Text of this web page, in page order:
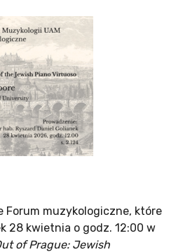
Forum muzykologiczne, które
28 kwietnia o godz. 12:00 w
of Prague: Jewish